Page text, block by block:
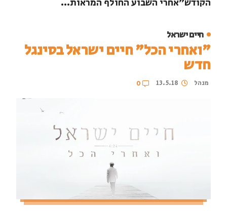
הקודש"אחרי השבוע החולף המראות...
חיים ישראל
"ואחרי הכל" חיים ישראל בסינגל
חדש
מנהל 13.5.18
0